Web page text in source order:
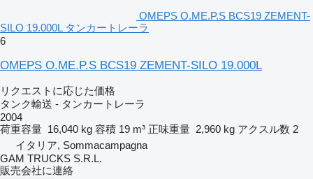
OMEPS O.ME.P.S BCS19 ZEMENT-
SILO 19.000L タンカートレーラ
6
OMEPS O.ME.P.S BCS19 ZEMENT-SILO 19.000L
リクエストに応じた価格
タンク輸送 - タンカートレーラ
2004
荷重容量 16,040 kg 容積 19 m³ 正味重量 2,960 kg アクスル数 2
イタリア, Sommacampagna
GAM TRUCKS S.R.L.
販売会社に連絡